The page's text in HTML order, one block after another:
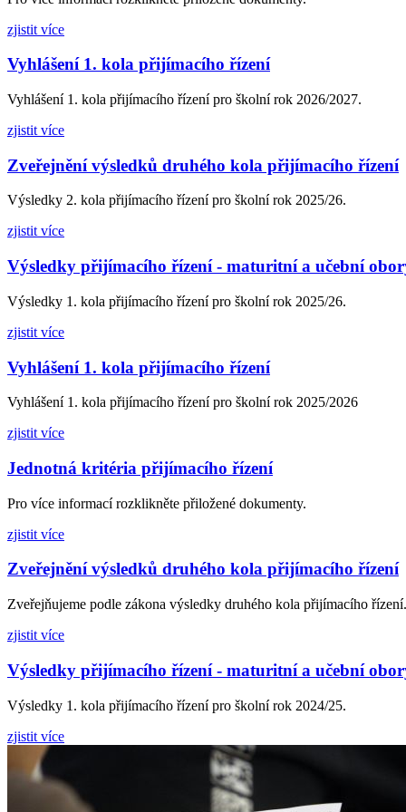
zjistit více
Vyhlášení 1. kola přijímacího řízení
Vyhlášení 1. kola přijímacího řízení pro školní rok 2026/2027.
zjistit více
Zveřejnění výsledků druhého kola přijímacího řízení
Výsledky 2. kola přijímacího řízení pro školní rok 2025/26.
zjistit více
Výsledky přijímacího řízení - maturitní a učební
Výsledky 1. kola přijímacího řízení pro školní rok 2025/26.
zjistit více
Vyhlášení 1. kola přijímacího řízení
Vyhlášení 1. kola přijímacího řízení pro školní rok 2025/2026
zjistit více
Jednotná kritéria přijímacího řízení
Pro více informací rozklikněte přiložené dokumenty.
zjistit více
Zveřejnění výsledků druhého kola přijímacího řízení
Zveřejňujeme podle zákona výsledky druhého kola přijímacího řízení.
zjistit více
Výsledky přijímacího řízení - maturitní a učební
Výsledky 1. kola přijímacího řízení pro školní rok 2024/25.
zjistit více